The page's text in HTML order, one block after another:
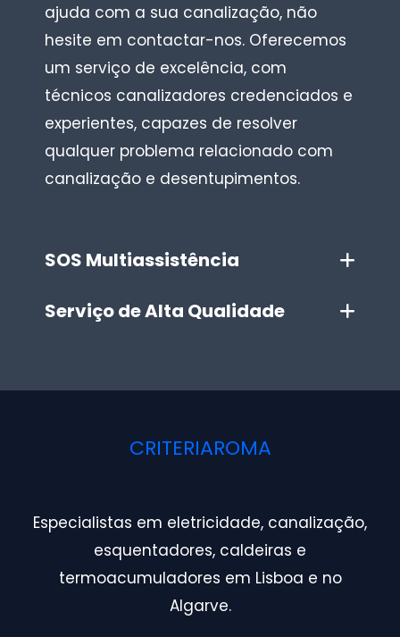
ajuda com a sua canalização, não
hesite em contactar-nos. Oferecemos
um serviço de excelência, com
técnicos canalizadores credenciados e
experientes, capazes de resolver
qualquer problema relacionado com
canalização e desentupimentos.
SOS Multiassistência
Serviço de Alta Qualidade
CRITERIAROMA
Especialistas em eletricidade, canalização,
esquentadores, caldeiras e
termoacumuladores em Lisboa e no
Algarve.